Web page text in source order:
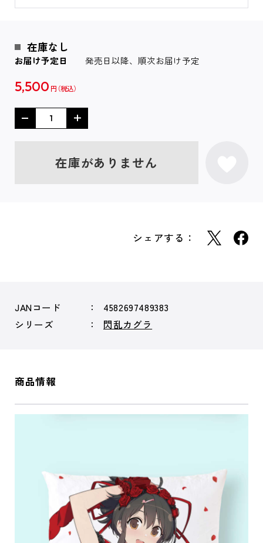
在庫なし
お届け予定日 発売日以降、順次お届け予定
5,500 円
在庫がありません
シェアする：
JANコード
4582697489383
シリーズ
閃乱カグラ
商品情報